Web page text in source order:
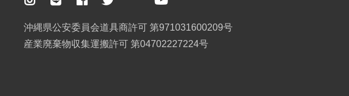
沖縄県公安委員会道具商許可 第971031600209号
産業廃棄物収集運搬許可 第04702227224号